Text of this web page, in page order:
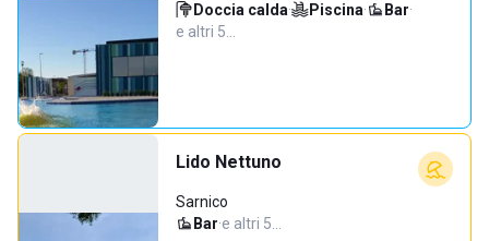
Doccia calda· Piscina· Bar·
e altri 5…
Lido Nettuno
Sarnico
Bar·e altri 5…